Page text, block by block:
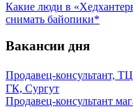
Какие люди в
снимать байопики*
Вакансии дня
Продавец-консультант,
ГК, Сургут
Продавец-консультант